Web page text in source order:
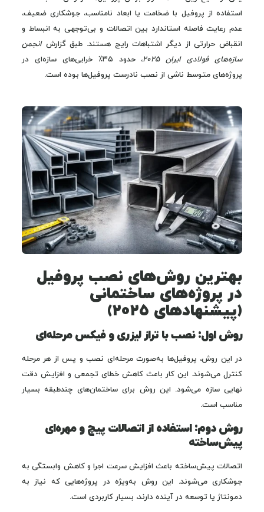
استفاده از پروفیل با ضخامت یا ابعاد نامناسب، جوشکاری ضعیف،
عدم رعایت فاصله استاندارد بین اتصالات و بی‌توجهی به انبساط و
انقباض حرارتی از دیگر اشتباهات رایج هستند. طبق گزارشانجمن
سازه‌های فولادی ایران ۲۰۲۵
، حدود ۳۵٪ خرابی‌های سازه‌ای در
پروژه‌های متوسط ناشی از نصب نادرست پروفیل‌ها بوده است.
بهترین روش‌های نصب پروفیل
در پروژه‌های ساختمانی
(پیشنهادهای ۲۰۲۵)
روش اول: نصب با تراز لیزری و فیکس مرحله‌ای
در این روش، پروفیل‌ها به‌صورت مرحله‌ای نصب و پس از هر مرحله
کنترل می‌شوند. این کار باعث کاهش خطای تجمعی و افزایش دقت
نهایی سازه می‌شود. این روش برای ساختمان‌های چندطبقه بسیار
مناسب است.
روش دوم: استفاده از اتصالات پیچ و مهره‌ای
پیش‌ساخته
اتصالات پیش‌ساخته باعث افزایش سرعت اجرا و کاهش وابستگی به
جوشکاری می‌شوند. این روش به‌ویژه در پروژه‌هایی که نیاز به
دمونتاژ یا توسعه در آینده دارند، بسیار کاربردی است.